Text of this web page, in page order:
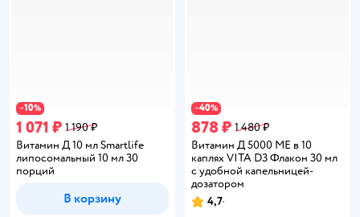
−10%
1 071 ₽ 1 190 ₽
Витамин Д 10 мл Smartlife
липосомальный 10 мл 30
порций
В корзину
−40%
878 ₽ 1 480 ₽
Витамин Д 5000 МЕ в 10
каплях VITA D3 Флакон 30 мл
с удобной капельницей-
дозатором
Рейтинг:
4,7